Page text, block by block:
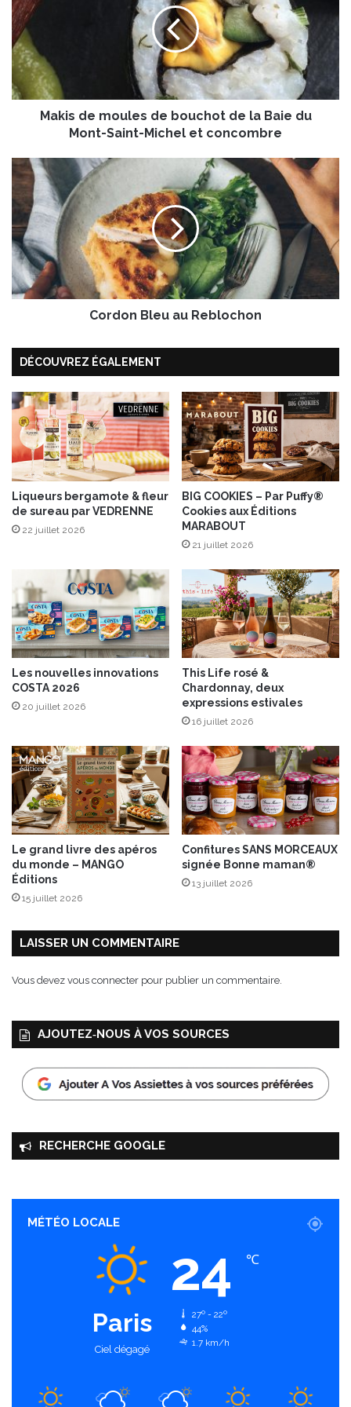
i
s
d
e
m
o
s
e
o
u
c
h
o
e
a
B
a
e
d
u
M
o
n
a
i
n
t
-
M
i
c
l
e
c
o
c
o
m
Makis de moules de bouchot de la Baie du
Mont-Saint-Michel et concombre
C
r
o
n
B
l
e
u
b
l
c
h
o
n
Cordon Bleu au Reblochon
DÉCOUVREZ ÉGALEMENT
Liqueurs bergamote & fleur
de sureau par VEDRENNE
22 juillet 2026
BIG COOKIES – Par Puffy®
Cookies aux Éditions
MARABOUT
21 juillet 2026
Les nouvelles innovations
COSTA 2026
20 juillet 2026
This Life rosé &
Chardonnay, deux
expressions estivales
16 juillet 2026
Le grand livre des apéros
du monde – MANGO
Éditions
15 juillet 2026
Confitures SANS MORCEAUX
signée Bonne maman®
13 juillet 2026
LAISSER UN COMMENTAIRE
Vous devez vous connecter pour publier un commentaire.
AJOUTEZ‑NOUS À VOS SOURCES
RECHERCHE GOOGLE
MÉTÉO LOCALE
Paris
Ciel dégagé
24 ℃
27º - 22º
44%
1.7 km/h